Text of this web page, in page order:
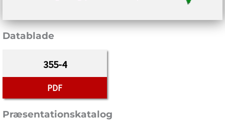
Datablade
355-4
PDF
Præsentationskatalog